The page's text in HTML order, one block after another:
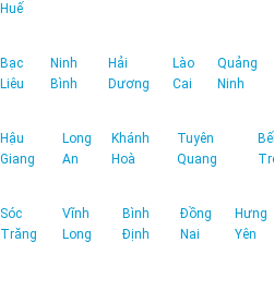
Huế
Bạc
Liêu
Ninh
Bình
Hải
Dương
Lào
Cai
Quảng
Ninh
Hậu
Giang
Long
An
Khánh
Hoà
Tuyên
Quang
Sóc
Trăng
Vĩnh
Long
Bình
Định
Đồng
Nai
Hưng
Yên